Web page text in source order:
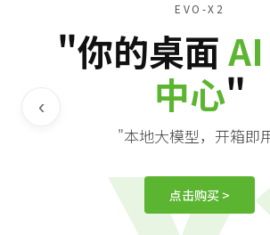
EVO-X2
"你的桌面
中心"
"本地大模型，开箱即
点击购买 >
‹